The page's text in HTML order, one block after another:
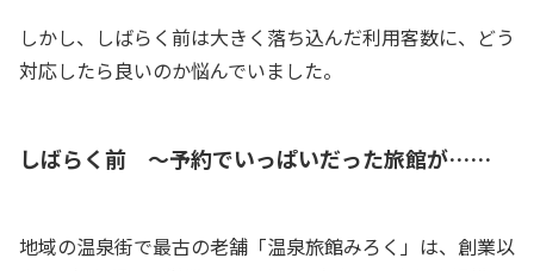
しかし、しばらく前は大きく落ち込んだ利用客数に、どう
対応したら良いのか悩んでいました。
しばらく前 ～予約でいっぱいだった旅館が……
地域の温泉街で最古の老舗「温泉旅館みろく」は、創業以